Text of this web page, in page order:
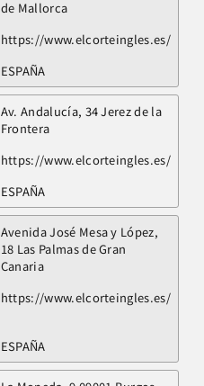
de Mallorca
https://www.elcorteingles.es/
ESPAÑA
Av. Andalucía, 34 Jerez de la
Frontera
https://www.elcorteingles.es/
ESPAÑA
Avenida José Mesa y López,
18 Las Palmas de Gran
Canaria
https://www.elcorteingles.es/
ESPAÑA